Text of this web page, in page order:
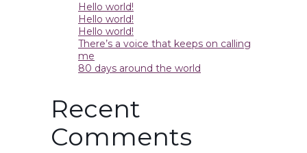
Hello world!
Hello world!
Hello world!
There’s a voice that keeps on calling
me
80 days around the world
Recent
Comments